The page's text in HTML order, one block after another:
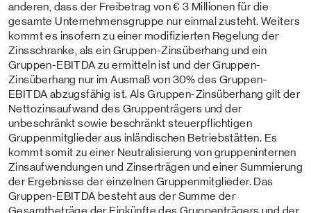
anderen, dass der Freibetrag von € 3 Millionen für die
gesamte Unternehmensgruppe nur einmal zusteht. Weiters
kommt es insofern zu einer modifizierten Regelung der
Zinsschranke, als ein Gruppen-Zinsüberhang und ein
Gruppen-EBITDA zu ermitteln ist und der Gruppen-
Zinsüberhang nur im Ausmaß von 30% des Gruppen-
EBITDA abzugsfähig ist. Als Gruppen-Zinsüberhang gilt der
Nettozinsaufwand des Gruppenträgers und der
unbeschränkt sowie beschränkt steuerpflichtigen
Gruppenmitglieder aus inländischen Betriebstätten. Es
kommt somit zu einer Neutralisierung von gruppeninternen
Zinsaufwendungen und Zinserträgen und einer Summierung
der Ergebnisse der einzelnen Gruppenmitglieder. Das
Gruppen-EBITDA besteht aus der Summe der